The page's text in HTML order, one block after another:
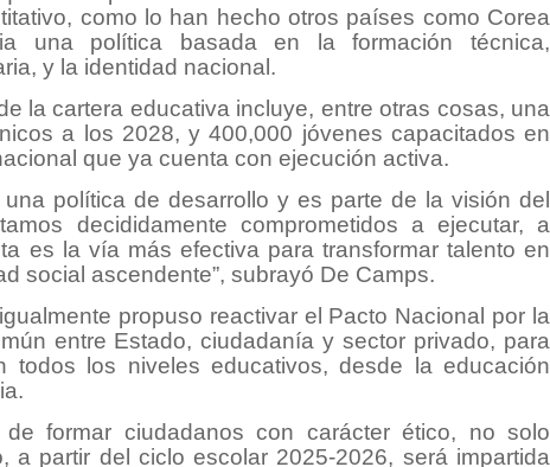
como lo han hecho otros países como Corea
una política basada en la formación técnica,
y la identidad nacional.
la cartera educativa incluye, entre otras cosas, una
a los 2028, y 400,000 jóvenes capacitados en
que ya cuenta con ejecución activa.
política de desarrollo y es parte de la visión del
decididamente comprometidos a ejecutar, a
es la vía más efectiva para transformar talento en
social ascendente”, subrayó De Camps.
propuso reactivar el Pacto Nacional por la
entre Estado, ciudadanía y sector privado, para
todos los niveles educativos, desde la educación
formar ciudadanos con carácter ético, no solo
a partir del ciclo escolar 2025-2026, será impartida